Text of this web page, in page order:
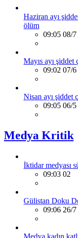
Haziran ayı
ölüm
09:05 08/7
Mayıs ayı
09:02 07/6
Nisan ayı şiddet
09:05 06/5
Medya Kritik
İktidar medyası
09:03 02
Gülistan Doku
09:06 26/7
Medya kadın